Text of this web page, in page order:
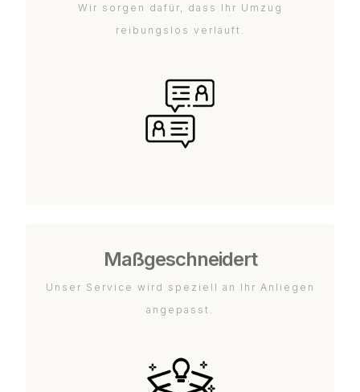
Wir sorgen dafür, dass Ihr Umzug
reibungslos verläuft.
Maßgeschneidert
Unser Service wird speziell an Ihr Anliegen
angepasst.